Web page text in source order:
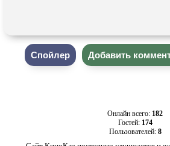
Онлайн всего: 182
Гостей: 174
Пользователей: 8